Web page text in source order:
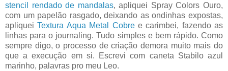
stencil rendado de mandalas, apliquei Spray Colors Ouro,
com um papelão rasgado, deixando as ondinhas expostas,
apliqueiTextura Aqua Metal Cobree carimbei, fazendo as
linhas para o journaling. Tudo simples e bem rápido. Como
sempre digo, o processo de criação demora muito mais do
que a execução em si. Escrevi com caneta Stabilo azul
marinho, palavras pro meu Leo.